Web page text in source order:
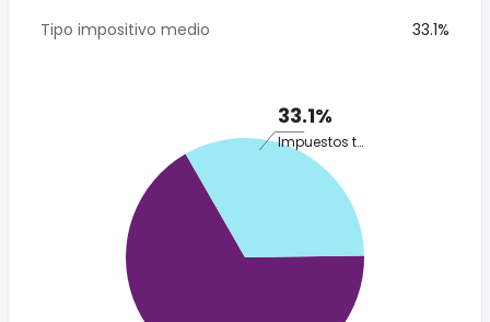
Tipo impositivo medio
33.1%
33.1%
Impuestos totales